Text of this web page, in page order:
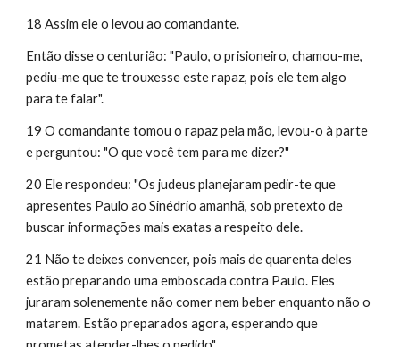
18 Assim ele o levou ao comandante.
Então disse o centurião: "Paulo, o prisioneiro, chamou-me,
pediu-me que te trouxesse este rapaz, pois ele tem algo
para te falar".
19 O comandante tomou o rapaz pela mão, levou-o à parte
e perguntou: "O que você tem para me dizer?"
20 Ele respondeu: "Os judeus planejaram pedir-te que
apresentes Paulo ao Sinédrio amanhã, sob pretexto de
buscar informações mais exatas a respeito dele.
21 Não te deixes convencer, pois mais de quarenta deles
estão preparando uma emboscada contra Paulo. Eles
juraram solenemente não comer nem beber enquanto não o
matarem. Estão preparados agora, esperando que